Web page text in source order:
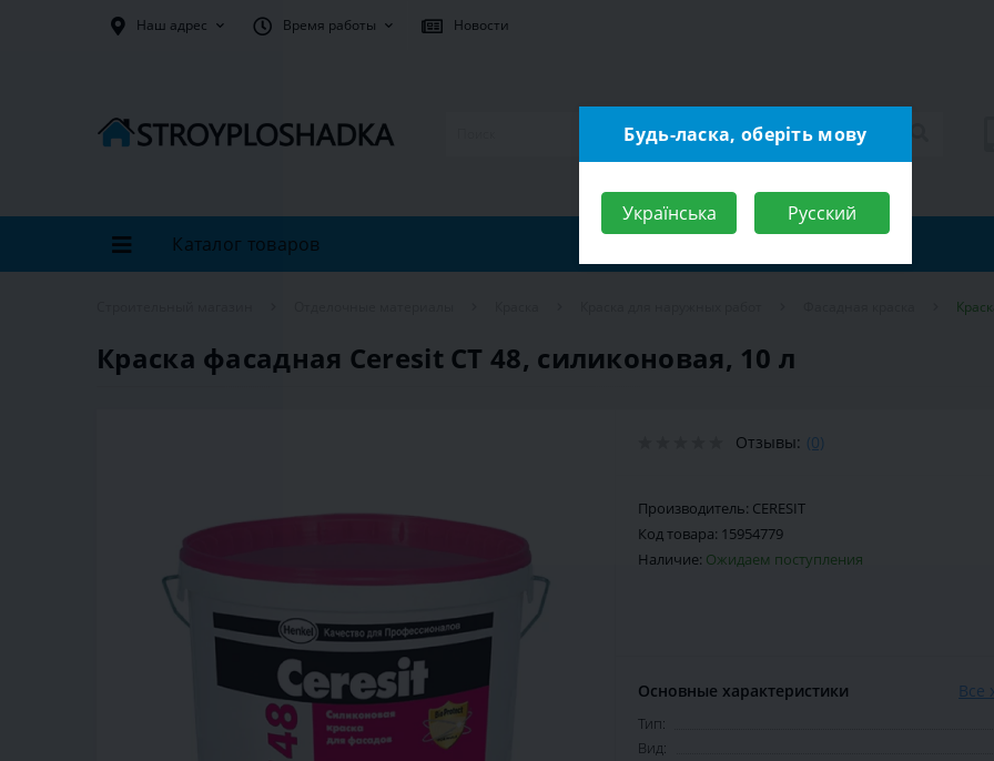
Наш адрес Время работы Новости
Каталог товаров
Краска фасадная Ceresit CT 48, силиконовая, 10 л
Отзывы: (0)
Производитель: CERESIT
Код товара: 15954779
Наличие: Ожидаем поступления
Основные характеристики Все
Тип:
Вид:
Будь-ласка, оберіть мову
Українська Русский